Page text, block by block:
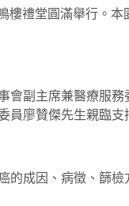
樓禮堂圓滿舉行。
會副主席兼醫療服
員廖贊傑先生親臨
的成因、病徵、篩